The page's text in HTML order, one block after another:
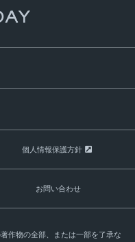
個人情報保護方針
お問い合わせ
作物の全部、または一部を了承な